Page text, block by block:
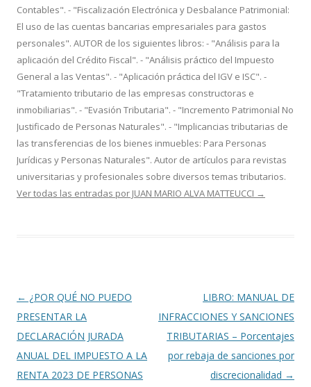
Contables". - "Fiscalización Electrónica y Desbalance Patrimonial:
El uso de las cuentas bancarias empresariales para gastos
personales". AUTOR de los siguientes libros: - "Análisis para la
aplicación del Crédito Fiscal". - "Análisis práctico del Impuesto
General a las Ventas". - "Aplicación práctica del IGV e ISC". -
"Tratamiento tributario de las empresas constructoras e
inmobiliarias". - "Evasión Tributaria". - "Incremento Patrimonial No
Justificado de Personas Naturales". - "Implicancias tributarias de
las transferencias de los bienes inmuebles: Para Personas
Jurídicas y Personas Naturales". Autor de artículos para revistas
universitarias y profesionales sobre diversos temas tributarios.
Ver todas las entradas por JUAN MARIO ALVA MATTEUCCI →
Navegación
de
entradas
← ¿POR QUÉ NO PUEDO
PRESENTAR LA
DECLARACIÓN JURADA
ANUAL DEL IMPUESTO A LA
RENTA 2023 DE PERSONAS
LIBRO: MANUAL DE
INFRACCIONES Y SANCIONES
TRIBUTARIAS – Porcentajes
por rebaja de sanciones por
discrecionalidad →